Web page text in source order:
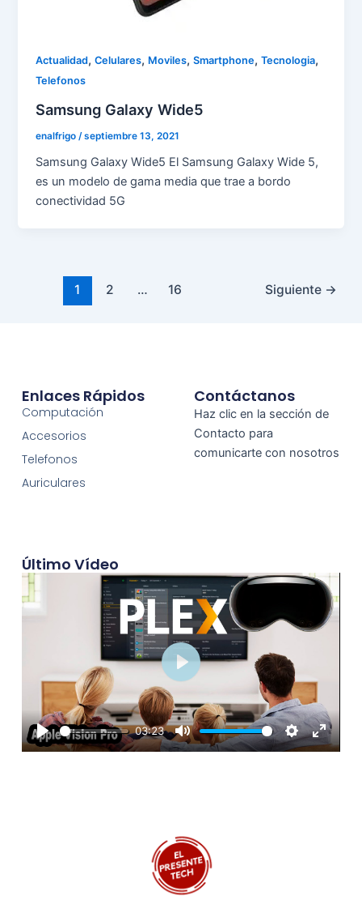
Actualidad,Celulares, Moviles,Smartphone,Tecnologia,
Telefonos
Samsung Galaxy Wide5
enalfrigo /septiembre 13, 2021
Samsung Galaxy Wide5 El Samsung Galaxy Wide 5,
es un modelo de gama media que trae a bordo
conectividad 5G
1 2 … 16 Siguiente →
Enlaces Rápidos
Computación
Accesorios
Telefonos
Auriculares
Contáctanos
Haz clic en la sección de
Contacto para
comunicarte con nosotros
Último Vídeo
Play
03:23
Mute Settings
Enter
Play